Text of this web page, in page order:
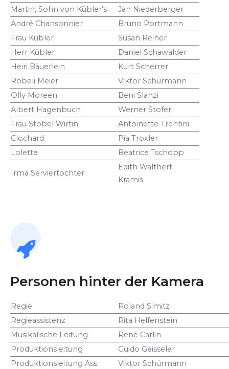
Martin, Sohn von Kübler's
Jan Niederberger
André Chansonnier
Bruno Portmann
Frau Kübler
Susan Reiher
Herr Kübler
Daniel Schawalder
Heiri Bäuerlein
Kurt Scherrer
Röbeli Meier
Viktor Schürmann
Olly Moreen
Beni Slanzi
Albert Hagenbuch
Werner Stofer
Frau Stobel Wirtin
Antoinette Trentini
Clochard
Pia Troxler
Lolette
Beatrice Tschopp
Irma Serviertochter
Edith Walthert
Kramis
Personen hinter der Kamera
Regie
Roland Simitz
Regieassistenz
Rita Helfenstein
Musikalische Leitung
René Carlin
Produktionsleitung
Guido Geisseler
Produktionsleitung Ass.
Viktor Schürmann